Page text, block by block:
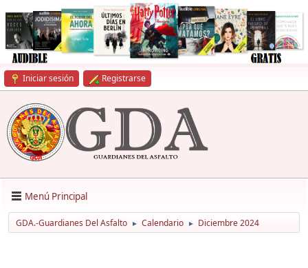
Iniciar sesión Registrarse
Menú Principal
GDA.-Guardianes Del Asfalto ► Calendario ► Diciembre 2024